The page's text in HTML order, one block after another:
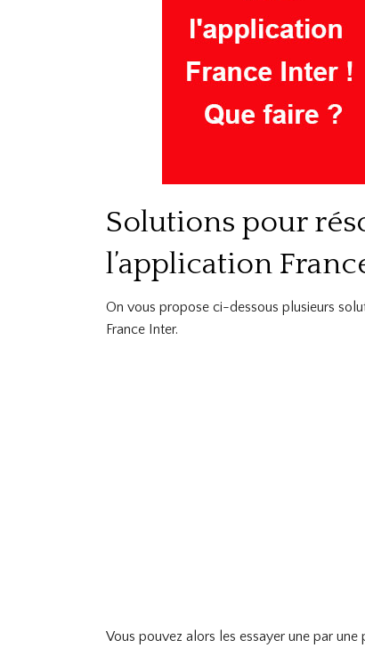
Solutions pour
l’application
On vous propose ci-dessous plusieurs
France Inter.
Vous pouvez alors les essayer une par